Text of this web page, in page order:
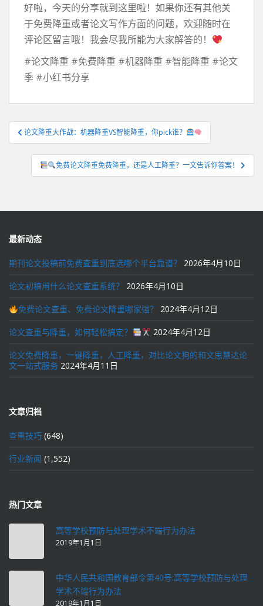
好啦，今天的分享就到这里啦！如果你还有其他关
于免费降重或者论文写作方面的问题，欢迎随时在
评论区留言哦！我会尽我所能为大家解答的！
#论文降重 #免费降重 #机器降重 #智能降重 #论文
季 #小红书分享
文
章
论文降重大作战：机器降重VS智能降重，你pick谁？
免费论文降重免费降重，还是人工降重？一文告诉你答案！
最新动态
期刊论文投稿前免费查重到底选哪个平台靠谱？ 2026年4月10日
论文初稿用什么论文查重系统？ 2026年4月10日
免费论文查重、免费论文降重哪家强？ 2024年4月12日
论文查重与降重，如何轻松搞定？ 2024年4月12日
论文免费降重，一键降重，人工降重，对比论文狗的和文思慧达论
文一站式服务 2024年4月11日
文章归档
查重技巧 (648)
行业新闻 (1,552)
热门文章
高等学校预防与处理学术不端行为办法
2019年1月1日
中华人民共和国教育部令第40号:高等学校预防与处理
学术不端行为办法
2019年1月1日